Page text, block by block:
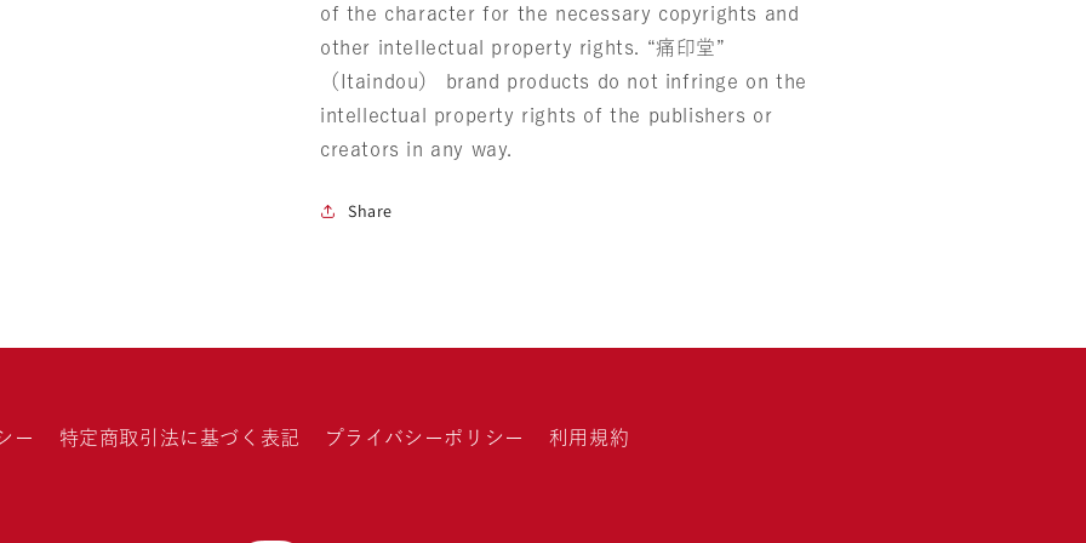
of the character for the necessary copyrights and
other intellectual property rights. “痛印堂”
（Itaindou） brand products do not infringe on the
intellectual property rights of the publishers or
creators in any way.
Share
ー 特定商取引法に基づく表記 プライバシーポリシー 利用規約